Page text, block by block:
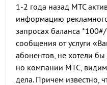
1-2 года назад МТС
информацию
запросах баланса
сообщения от услуги
абонентов, не хотели
но компании МТС,
дела. Причем известно,